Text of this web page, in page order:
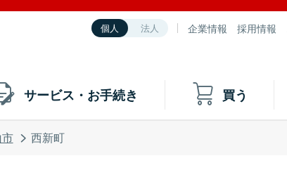
個人 法人 企業情報 採用情報
サービス・お手続き 買う
西新町